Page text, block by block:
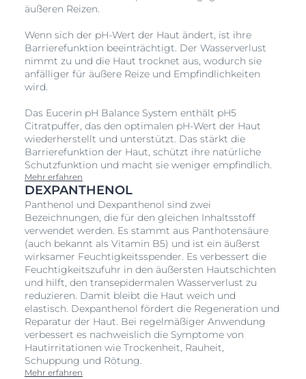
äußeren Reizen.
Wenn sich der pH-Wert der Haut ändert, ist ihre
Barrierefunktion beeinträchtigt. Der Wasserverlust
nimmt zu und die Haut trocknet aus, wodurch sie
anfälliger für äußere Reize und Empfindlichkeiten
wird.
Das Eucerin pH Balance System enthält pH5
Citratpuffer, das den optimalen pH-Wert der Haut
wiederherstellt und unterstützt. Das stärkt die
Barrierefunktion der Haut, schützt ihre natürliche
Schutzfunktion und macht sie weniger empfindlich.
Mehr erfahren
DEXPANTHENOL
Panthenol und Dexpanthenol sind zwei
Bezeichnungen, die für den gleichen Inhaltsstoff
verwendet werden. Es stammt aus Panthotensäure
(auch bekannt als Vitamin B5) und ist ein äußerst
wirksamer Feuchtigkeitsspender. Es verbessert die
Feuchtigkeitszufuhr in den äußersten Hautschichten
und hilft, den transepidermalen Wasserverlust zu
reduzieren. Damit bleibt die Haut weich und
elastisch. Dexpanthenol fördert die Regeneration und
Reparatur der Haut. Bei regelmäßiger Anwendung
verbessert es nachweislich die Symptome von
Hautirritationen wie Trockenheit, Rauheit,
Schuppung und Rötung.
Mehr erfahren